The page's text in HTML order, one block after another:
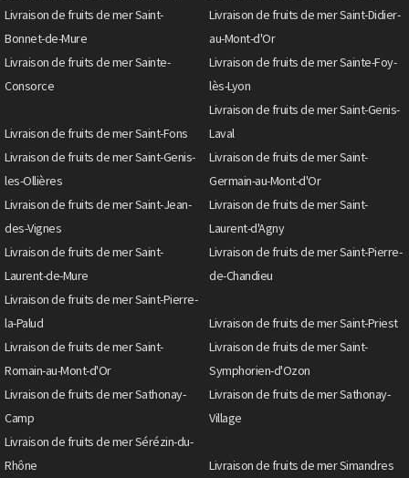
Livraison de fruits de mer Saint-
Bonnet-de-Mure
Livraison de fruits de mer Saint-Didier-
au-Mont-d'Or
Livraison de fruits de mer Sainte-
Consorce
Livraison de fruits de mer Sainte-Foy-
lès-Lyon
Livraison de fruits de mer Saint-Fons
Livraison de fruits de mer Saint-Genis-
Laval
Livraison de fruits de mer Saint-Genis-
les-Ollières
Livraison de fruits de mer Saint-
Germain-au-Mont-d'Or
Livraison de fruits de mer Saint-Jean-
des-Vignes
Livraison de fruits de mer Saint-
Laurent-d'Agny
Livraison de fruits de mer Saint-
Laurent-de-Mure
Livraison de fruits de mer Saint-Pierre-
de-Chandieu
Livraison de fruits de mer Saint-Pierre-
la-Palud
Livraison de fruits de mer Saint-Priest
Livraison de fruits de mer Saint-
Romain-au-Mont-d'Or
Livraison de fruits de mer Saint-
Symphorien-d'Ozon
Livraison de fruits de mer Sathonay-
Camp
Livraison de fruits de mer Sathonay-
Village
Livraison de fruits de mer Sérézin-du-
Rhône
Livraison de fruits de mer Simandres